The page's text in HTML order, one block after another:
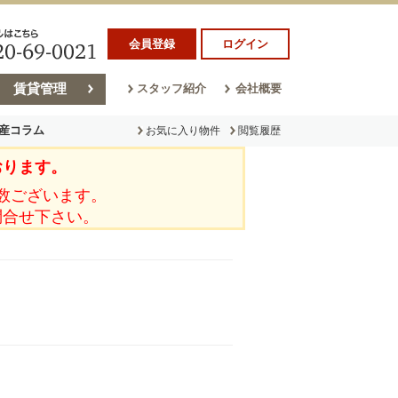
会員登録 ログイン
賃貸管理 スタッフ紹介 会社概要
コラム
ム
お気に入り物件 閲覧履歴
ます。
ざいます。
せ下さい。